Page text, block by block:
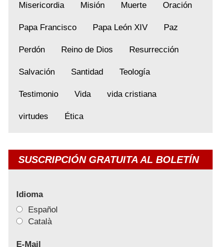
Misericordia Misión Muerte Oración
Papa Francisco Papa León XIV Paz
Perdón Reino de Dios Resurrección
Salvación Santidad Teología
Testimonio Vida vida cristiana
virtudes Ética
SUSCRIPCIÓN GRATUITA AL BOLETÍN
Idioma
Español
Català
E-Mail